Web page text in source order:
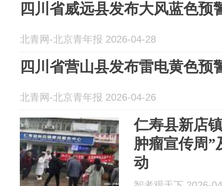
四川省威远县发布大风蓝色预
北青网-北京青年报 2026-04-28
四川省营山县发布雷电黄色预
北青网-北京青年报 2026-04-26
仁寿县新店
肿瘤宣传周”
动